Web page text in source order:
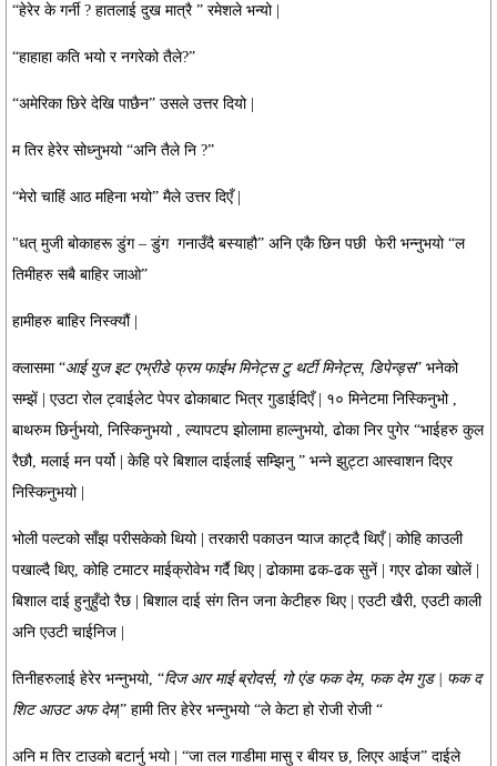
“हेरेर के गर्नी ? हातलाई दुख मात्रै ” रमेशले भन्यो |
“हाहाहा कति भयो र नगरेको तैले?”
“अमेरिका छिरे देखि पाछैन” उसले उत्तर दियो |
म तिर हेरेर सोध्नुभयो “अनि तैले नि ?”
“मेरो चाहिं आठ महिना भयो” मैले उत्तर दिएँ |
"धत् मुजी बोकाहरू डुंग – डुंग गनाउँदै बस्याहौ” अनि एकै छिन पछी फेरी भन्नुभयो “ल
तिमीहरु सबै बाहिर जाओ”
हामीहरु बाहिर निस्क्यौं |
क्लासमा “आई युज इट एभ्रीडे फ्रम फाईभ मिनेट्स टु थर्टी मिनेट्स, डिपेन्ड्स” भनेको
सम्झें | एउटा रोल ट्वाईलेट पेपर ढोकाबाट भित्र गुडाईदिएँ | १० मिनेटमा निस्किनुभो ,
बाथरुम छिर्नुभयो, निस्किनुभयो , ल्यापटप झोलामा हाल्नुभयो, ढोका निर पुगेर “भाईहरु कुल
रैछौ, मलाई मन पर्यो | केहि परे बिशाल दाईलाई सम्झिनु ” भन्ने झुट्टा आस्वाशन दिएर
निस्किनुभयो |
भोली पल्टको साँझ परीसकेको थियो | तरकारी पकाउन प्याज काट्दै थिएँ | कोहि काउली
पखाल्दै थिए, कोहि टमाटर माईक्रोवेभ गर्दै थिए | ढोकामा ढक-ढक सुनें | गएर ढोका खोलें |
बिशाल दाई हुनुहुँदो रैछ | बिशाल दाई संग तिन जना केटीहरु थिए | एउटी खैरी, एउटी काली
अनि एउटी चाईनिज |
तिनीहरुलाई हेरेर भन्नुभयो, “दिज आर माई ब्रोदर्स, गो एंड फक देम, फक देम गुड | फक द
शिट आउट अफ देम|” हामी तिर हेरेर भन्नुभयो “ले केटा हो रोजी रोजी “
अनि म तिर टाउको बटार्नु भयो | “जा तल गाडीमा मासु र बीयर छ, लिएर आईज” दाईले